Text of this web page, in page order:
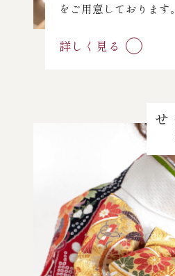
をご用意しております。
詳しく見る
せ